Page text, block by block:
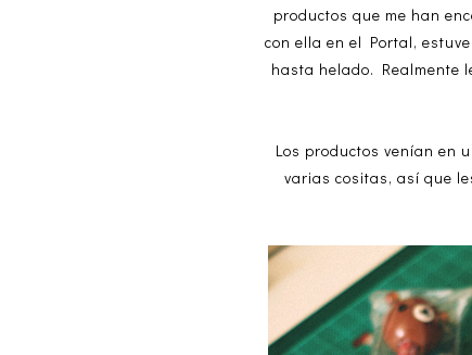
productos que me han
con ella en el Portal,
hasta helado. Realmente
Los productos venían en
varias cositas, así que